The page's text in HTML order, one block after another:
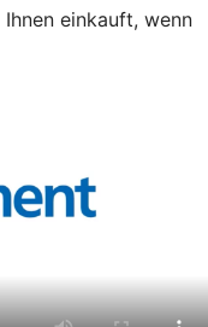
einkauft, wenn